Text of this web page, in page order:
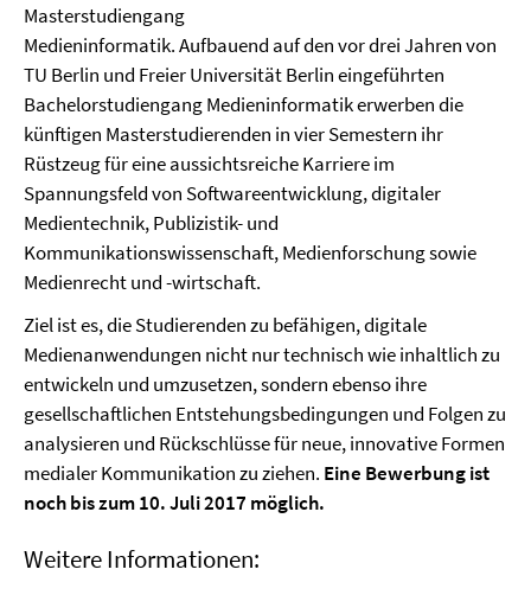
Masterstudiengang
Medieninformatik. Aufbauend auf den vor drei Jahren von
TU Berlin und Freier Universität Berlin eingeführten
Bachelorstudiengang Medieninformatik erwerben die
künftigen Masterstudierenden in vier Semestern ihr
Rüstzeug für eine aussichtsreiche Karriere im
Spannungsfeld von Softwareentwicklung, digitaler
Medientechnik, Publizistik- und
Kommunikationswissenschaft, Medienforschung sowie
Medienrecht und -wirtschaft.
Ziel ist es, die Studierenden zu befähigen, digitale
Medienanwendungen nicht nur technisch wie inhaltlich zu
entwickeln und umzusetzen, sondern ebenso ihre
gesellschaftlichen Entstehungsbedingungen und Folgen zu
analysieren und Rückschlüsse für neue, innovative Formen
medialer Kommunikation zu ziehen. Eine Bewerbung ist
noch bis zum 10. Juli 2017 möglich.
Weitere Informationen: